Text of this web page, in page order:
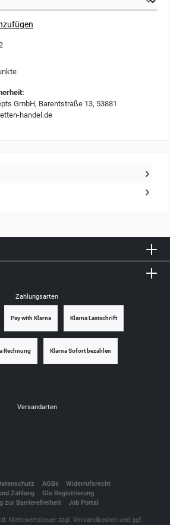
GmbH, Barentstraße 13, 53881
handel.de
Zahlungsarten
Pay with Klarna Klarna Lastschrift
Rechnung Klarna Sofort bezahlen
Versandarten
AGBs
Widerrufsrecht
Zahlung
Glo Registrierung
zur Barrierefreiheit
Job Portal
Mehrwertsteuer zzgl. Versandkosten und ggf.